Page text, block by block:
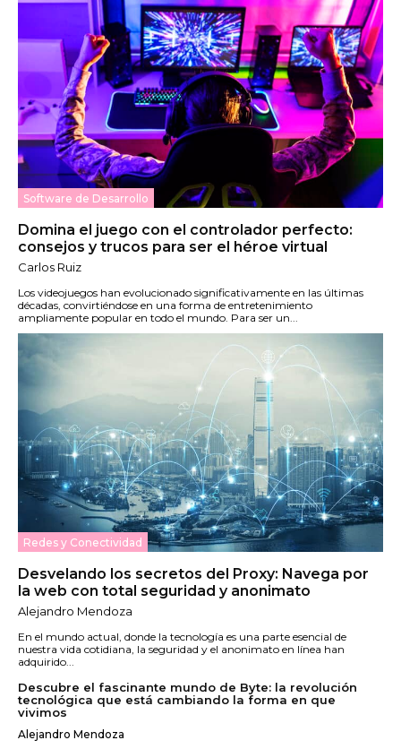
Software de Desarrollo
Domina el juego con el controlador perfecto:
consejos y trucos para ser el héroe virtual
Carlos Ruiz
Los videojuegos han evolucionado significativamente en las últimas
décadas, convirtiéndose en una forma de entretenimiento
ampliamente popular en todo el mundo. Para ser un...
Redes y Conectividad
Desvelando los secretos del Proxy: Navega por
la web con total seguridad y anonimato
Alejandro Mendoza
En el mundo actual, donde la tecnología es una parte esencial de
nuestra vida cotidiana, la seguridad y el anonimato en línea han
adquirido...
Descubre el fascinante mundo de Byte: la revolución
tecnológica que está cambiando la forma en que
vivimos
Alejandro Mendoza